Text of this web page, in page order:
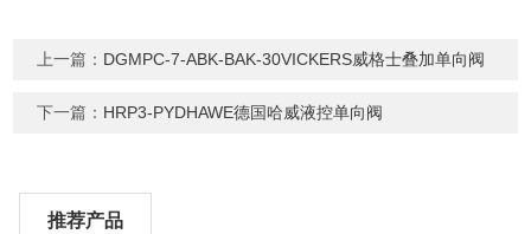
上一篇： DGMPC-7-ABK-BAK-30VICKERS威格士叠加单向阀
下一篇： HRP3-PYDHAWE德国哈威液控单向阀
推荐产品